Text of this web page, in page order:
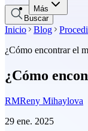
Más
Buscar
Inicio Blog
¿Cómo encontrar el
¿Cómo
RMReny Mihaylova
29 ene. 2025